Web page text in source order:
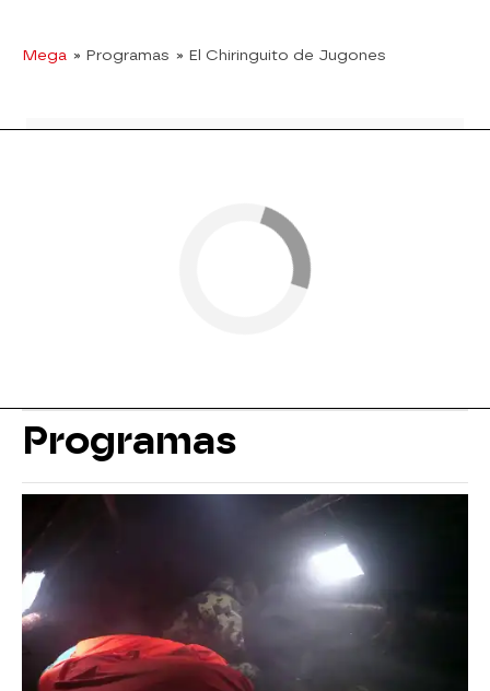
Mega » Programas » El Chiringuito de Jugones
Programas